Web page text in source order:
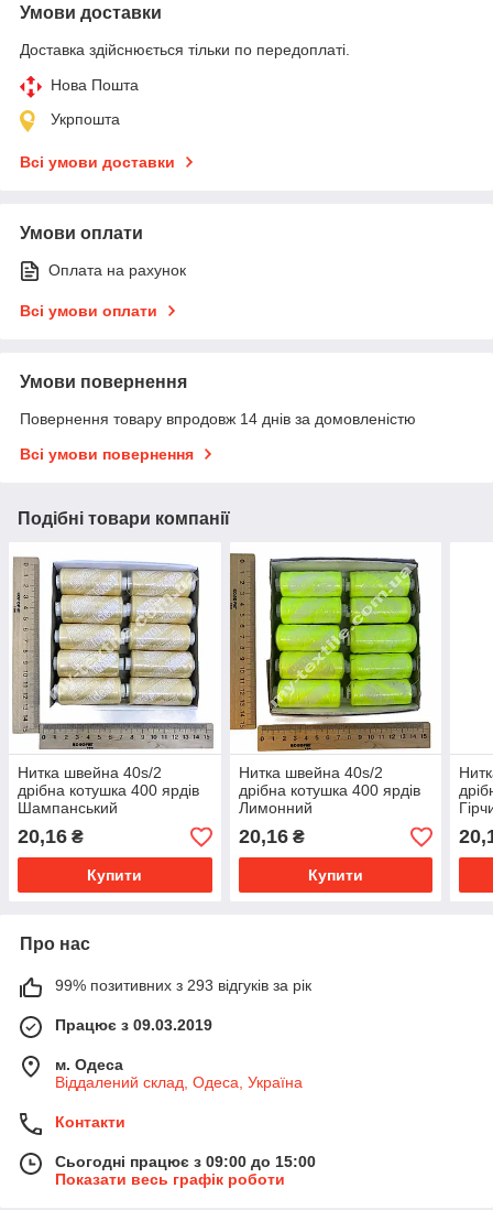
Умови доставки
Доставка здійснюється тільки по передоплаті.
Нова Пошта
Укрпошта
Всі умови доставки
Умови оплати
Оплата на рахунок
Всі умови оплати
Умови повернення
Повернення товару впродовж 14 днів за домовленістю
Всі умови повернення
Подібні товари компанії
Нитка швейна 40s/2
дрібна котушка 400 ярдів
Шампанський
20,16 ₴
Купити
Нитка швейна 40s/2
дрібна котушка 400 ярдів
Лимонний
20,16₴
Купити
Про нас
99% позитивних з 293 відгуків за рік
Працює з 09.03.2019
м. Одеса
Віддалений склад, Одеса, Україна
Контакти
Сьогодні працює з 09:00 до 15:00
Показати весь графік роботи